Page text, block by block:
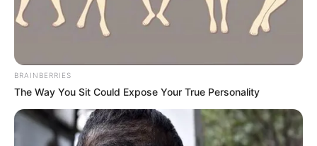
BRAINBERRIES
The Way You Sit Could Expose Your True Personality